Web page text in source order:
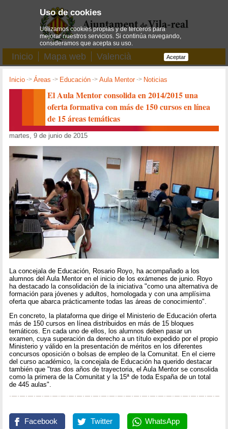
Inicio Mapa web Valencià
Inicio ->Áreas -> Educación ->Aula Mentor-> Noticias
El Aula Mentor consolida en 2014/2015 una
oferta formativa con más de 150 cursos en línea
de 15 áreas temáticas
martes, 9 de junio de 2015
La concejala de Educación, Rosario Royo, ha acompañado a los
alumnos del Aula Mentor en el inicio de los exámenes de junio. Royo
ha destacado la consolidación de la iniciativa "como una alternativa de
formación para jóvenes y adultos, homologada y con una amplísima
oferta que abarca prácticamente todas las áreas de conocimiento".
En concreto, la plataforma que dirige el Ministerio de Educación oferta
más de 150 cursos en línea distribuidos en más de 15 bloques
temáticos. En cada uno de ellos, los alumnos deben pasar un
examen, cuya superación da derecho a un título expedido por el propio
Ministerio y válido en la presentación de méritos en los diferentes
concursos oposición o bolsas de empleo de la Comunitat. En el cierre
del curso académico, la concejala de Educación ha querido destacar
también que "tras dos años de trayectoria, el Aula Mentor se consolida
como la primera de la Comunitat y la 15ª de toda España de un total
de 445 aulas".
Facebook Twitter WhatsApp
Uso de cookies
Utilizamos cookies propias y de terceros para
mejorar nuestros servicios. Si continúa navegando,
consideramos que acepta su uso.
Aceptar